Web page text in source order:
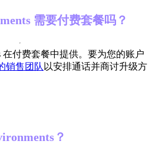
需要付费套餐吗？
在付费套餐中提供。要为您的账户
销售团队 以安排通话并商讨升级方
？